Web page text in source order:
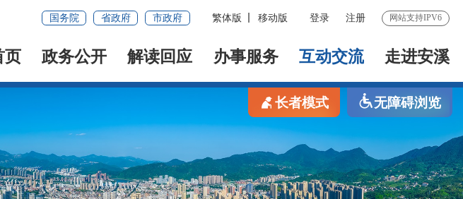
国务院 省政府 市政府 繁体版 移动版 登录 注册 网站支持IPV6
页 政务公开 解读回应 办事服务 互动交流 走进安溪
长者模式 无障碍浏览